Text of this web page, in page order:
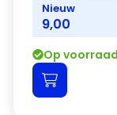
Nieuw
9,00
Op voorraad